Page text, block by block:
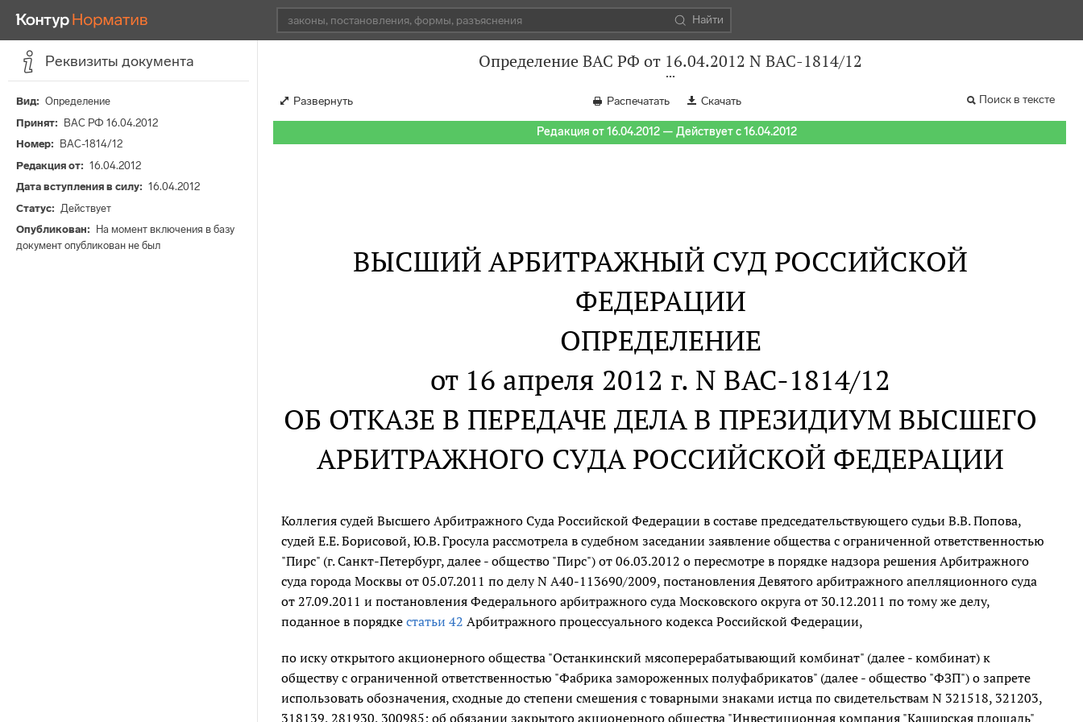
Найти
Реквизиты документа
Вид
Определение
Принят
ВАС РФ 16.04.2012
Номер
ВАС-1814/12
Редакция от
16.04.2012
Дата вступления в силу
16.04.2012
Статус
Действует
Опубликован
На момент включения в базу
документ опубликован не был
Определение ВАС РФ от 16.04.2012 N ВАС-1814/12
Развернуть Распечатать Скачать Поиск в тексте
Редакция от 16.04.2012 — Действует с 16.04.2012
ВЫСШИЙ АРБИТРАЖНЫЙ СУД РОССИЙСКОЙ
ФЕДЕРАЦИИ
ОПРЕДЕЛЕНИЕ
от 16 апреля 2012 г. N ВАС-1814/12
ОБ ОТКАЗЕ В ПЕРЕДАЧЕ ДЕЛА В ПРЕЗИДИУМ ВЫСШЕГО
АРБИТРАЖНОГО СУДА РОССИЙСКОЙ ФЕДЕРАЦИИ
Коллегия судей Высшего Арбитражного Суда Российской Федерации в составе председательствующего судьи В.В. Попова,
судей Е.Е. Борисовой, Ю.В. Гросула рассмотрела в судебном заседании заявление общества с ограниченной ответственностью
"Пирс" (г. Санкт-Петербург, далее - общество "Пирс") от 06.03.2012 о пересмотре в порядке надзора решения Арбитражного
суда города Москвы от 05.07.2011 по делу N А40-113690/2009, постановления Девятого арбитражного апелляционного суда
от 27.09.2011 и постановления Федерального арбитражного суда Московского округа от 30.12.2011 по тому же делу,
поданное в порядке статьи 42 Арбитражного процессуального кодекса Российской Федерации,
по иску открытого акционерного общества "Останкинский мясоперерабатывающий комбинат" (далее - комбинат) к
обществу с ограниченной ответственностью "Фабрика замороженных полуфабрикатов" (далее - общество "ФЗП") о запрете
использовать обозначения, сходные до степени смешения с товарными знаками истца по свидетельствам N 321518, 321203,
318139, 281930, 300985; об обязании закрытого акционерного общества "Инвестиционная компания "Каширская площадь"